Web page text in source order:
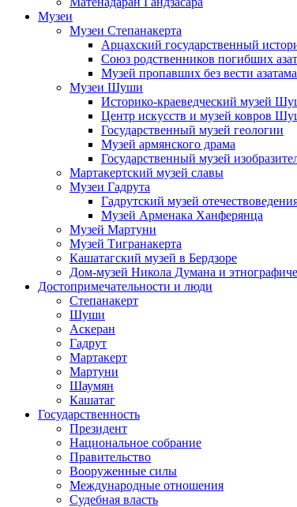
Музеи
Музеи Степанакерта
Арцахский государственный
Союз родственников погибших
Музей пропавших без вести
Музеи Шуши
Историко-краеведческий музей
Центр искусств и музей ковров
Государственный музей геологии
Музей армянского драма
Государственный музей
Мартакертский музей славы
Музеи Гадрута
Гадрутский музей
Музей Арменака Ханферянца
Музей Мартуни
Музей Тигранакерта
Кашатагский музей в Бердзоре
Дом-музей Никола Думана и
Достопримечательности и люди
Степанакерт
Шуши
Аскеран
Гадрут
Мартакерт
Мартуни
Шаумян
Кашатаг
Государственность
Президент
Национальное собрание
Правительство
Вооруженные силы
Международные отношения
Судебная власть